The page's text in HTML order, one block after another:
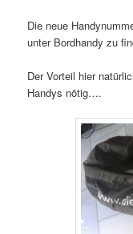
Die neue
unter Bordhandy zu
Der Vorteil hier
Handys nötig….